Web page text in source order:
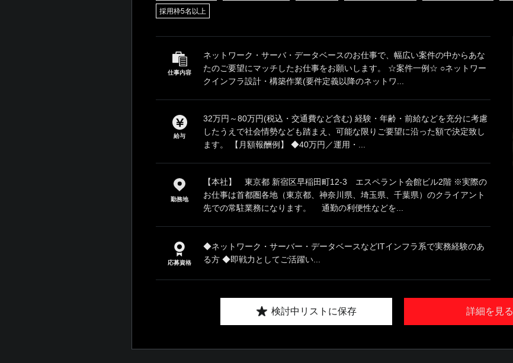
採用枠5名以上
仕事内容
ネットワーク・サーバ・データベースのお仕事で、幅広い案件の中からあな
たのご要望にマッチしたお仕事をお願いします。 ☆案件一例☆ ○ネットワー
クインフラ設計・構築作業(要件定義以降のネットワ...
給与
32万円～80万円(税込・交通費など含む) 経験・年齢・前給などを充分に考慮
したうえで社会情勢なども踏まえ、可能な限りご要望に沿った額で決定致し
ます。 【月額報酬例】 ◆40万円／運用・...
勤務地
【本社】 東京都 新宿区早稲田町12-3 エスペラント会館ビル2階 ※実際の
お仕事は首都圏各地（東京都、神奈川県、埼玉県、千葉県）のクライアント
先での常駐業務になります。 通勤の利便性などを...
応募資格
◆ネットワーク・サーバー・データベースなどITインフラ系で実務経験のあ
る方 ◆即戦力としてご活躍い...
詳細を見る
検討中リストに保存